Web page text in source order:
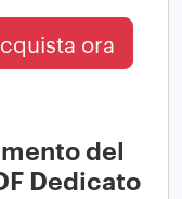
ora
del
Dedicato